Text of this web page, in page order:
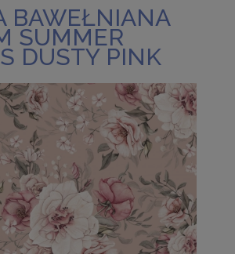
BAWEŁNIANA
SUMMER
DUSTY PINK